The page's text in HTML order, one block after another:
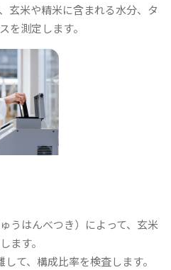
玄米や精米に含まれる水分、タ
を測定します。
うはんべつき）によって、玄米
ます。
て、構成比率を検査します。